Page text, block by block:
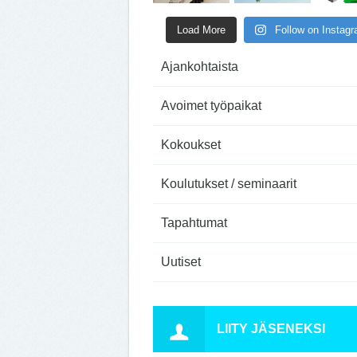
Load More Follow on
Ajankohtaista
Avoimet työpaikat
Kokoukset
Koulutukset / seminaarit
Tapahtumat
Uutiset
LIITY JÄSENEKSI